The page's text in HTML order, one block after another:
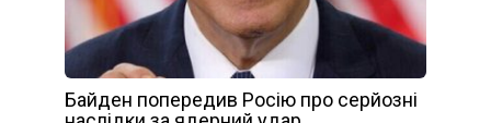
Байден попередив Росію про серйозні